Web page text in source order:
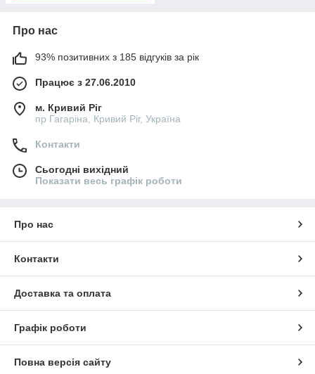
Про нас
93% позитивних з 185 відгуків за рік
Працює з 27.06.2010
м. Кривий Ріг
пр Гагаріна, Кривий Ріг, Україна
Контакти
Сьогодні вихідний
Показати весь графік роботи
Про нас
Контакти
Доставка та оплата
Графік роботи
Повна версія сайту